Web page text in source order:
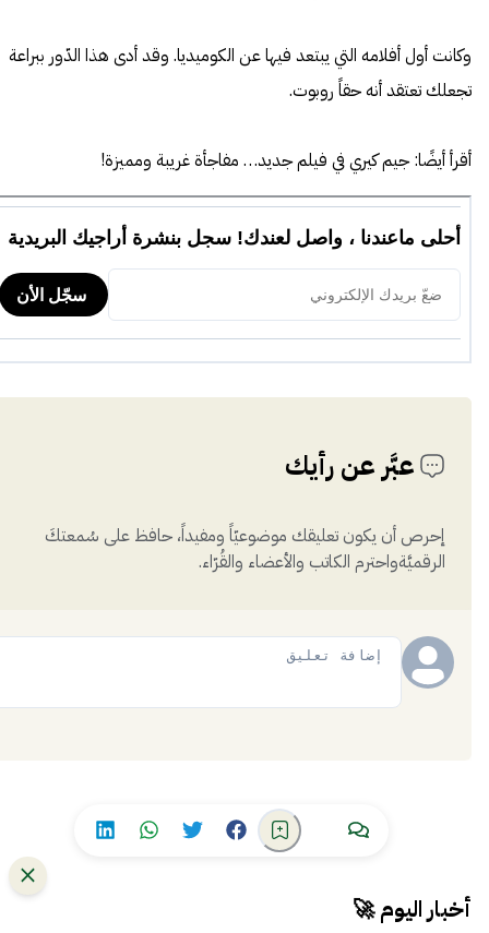
وكانت أول أفلامه التي يبتعد فيها عن الكوميديا. وقد أدى هذا الدّور ببراعة
تجعلك تعتقد أنه حقاً روبوت.
أقرأ أيضًا:جيم كيري في فيلم جديد… مفاجأة غريبة ومميزة!
عبَّر عن رأيك
إحرص أن يكون تعليقك موضوعيّاً ومفيداً، حافظ على سُمعتكَ
الرقميَّةواحترم الكاتب والأعضاء والقُرّاء.
أخبار اليوم 🚀